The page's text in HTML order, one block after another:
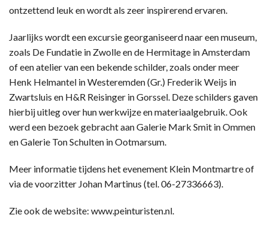
ontzettend leuk en wordt als zeer inspirerend ervaren.
Jaarlijks wordt een excursie georganiseerd naar een museum,
zoals De Fundatie in Zwolle en de Hermitage in Amsterdam
of een atelier van een bekende schilder, zoals onder meer
Henk Helmantel in Westeremden (Gr.) Frederik Weijs in
Zwartsluis en H&R Reisinger in Gorssel. Deze schilders gaven
hierbij uitleg over hun werkwijze en materiaalgebruik. Ook
werd een bezoek gebracht aan Galerie Mark Smit in Ommen
en Galerie Ton Schulten in Ootmarsum.
Meer informatie tijdens het evenement Klein Montmartre of
via de voorzitter Johan Martinus (tel. 06-27336663).
Zie ook de website: www.peinturisten.nl.